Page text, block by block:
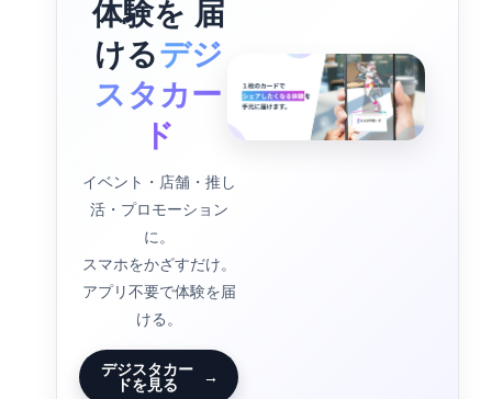
体験を 届
けるデジ
スタカー
ド
イベント・店舗・推し
活・プロモーション
に。
スマホをかざすだけ。
アプリ不要で体験を届
ける。
デジスタカー
ドを見る →